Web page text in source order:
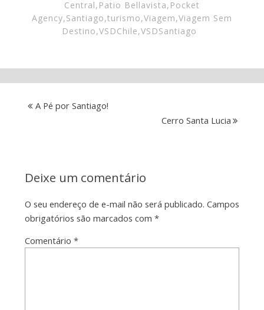
Central, Patio Bellavista, Pocket
Agency,Santiago,turismo,Viagem,Viagem Sem
Destino,VSDChile,VSDSantiago
A Pé por Santiago!
Cerro Santa Lucia
Deixe um comentário
O seu endereço de e-mail não será publicado. Campos
obrigatórios são marcados com *
Comentário *